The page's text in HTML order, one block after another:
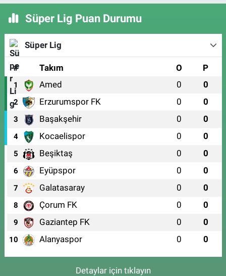
Süper Lig Puan Durumu
Süper Lig
# Takım O P
1 Amed 0 0
2 Erzurumspor FK 0 0
3 Başakşehir 0 0
4 Kocaelispor 0 0
5 Beşiktaş 0 0
6 Eyüpspor 0 0
7 Galatasaray 0 0
8 Çorum FK 0 0
9 Gaziantep FK 0 0
10 Alanyaspor 0 0
Detaylar için tıklayın